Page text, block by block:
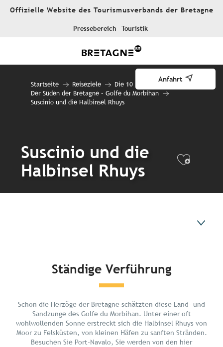
AllerOffizielle Website des Tourismusverbands der Bretagne
Pressebereich Touristik
Anfahrt
Startseite Reiseziele
Die 10 Reiseziele
Der Süden der Bretagne – Golfe du Morbihan
Suscinio und die Halbinsel Rhuys
Suscinio und die
Halbinsel Rhuys
Planen Sie Ihren Urlaub
In der Umgebung
Ständige Verführung
Schon die Herzöge der Bretagne schätzten diese Land- und
Sandzunge des Golfe du Morbihan. Unter einer oft
wohlwollenden Sonne erstreckt sich die Halbinsel Rhuys von
Moor zu Felsküsten, von kleinen Häfen zu sanften Stränden.
Besuchen Sie Port-Navalo, Sie werden von den hier